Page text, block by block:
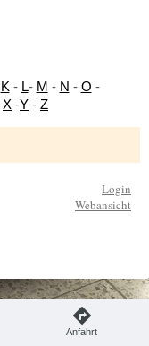
K - L- M - N - O -
X -Y - Z
Login
Webansicht
Anfahrt